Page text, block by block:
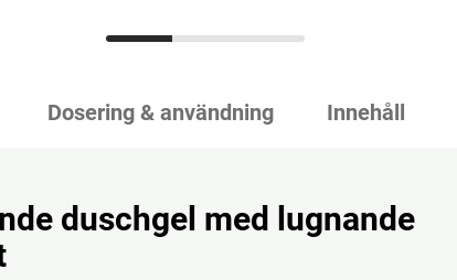
Dosering & användning Innehåll
duschgel med lugnande